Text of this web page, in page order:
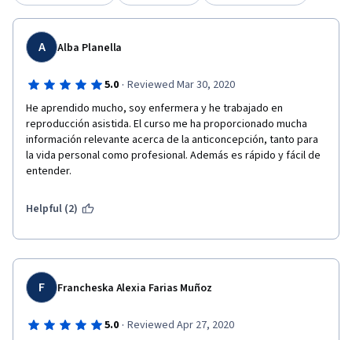
A Alba Planella
5.0 · Reviewed Mar 30, 2020
He aprendido mucho, soy enfermera y he trabajado en
reproducción asistida. El curso me ha proporcionado mucha
información relevante acerca de la anticoncepción, tanto para
la vida personal como profesional. Además es rápido y fácil de
entender.
Helpful (2)
F Francheska Alexia Farias Muñoz
5.0 · Reviewed Apr 27, 2020